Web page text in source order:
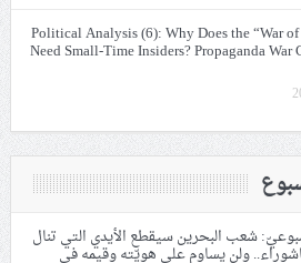
Political Analysis (6): Why Does the “War
Need Small-Time Insiders? Propaganda
شعب البحرين سيقطع الأيدي التي تنال
ولن يساوم على هويّته وقيمه في